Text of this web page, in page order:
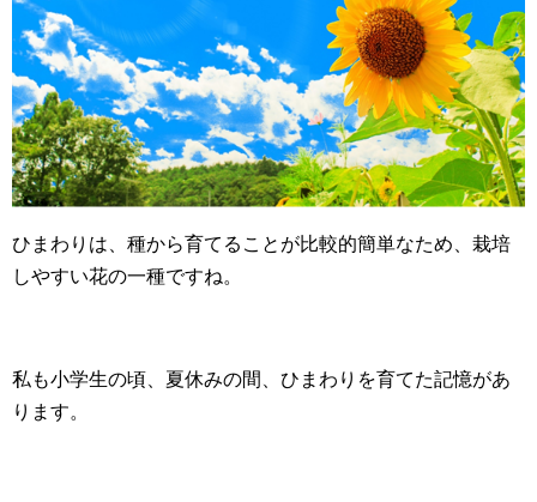
ひまわりは、種から育てることが比較的簡単なため、栽培
しやすい花の一種ですね。
私も小学生の頃、夏休みの間、ひまわりを育てた記憶があ
ります。